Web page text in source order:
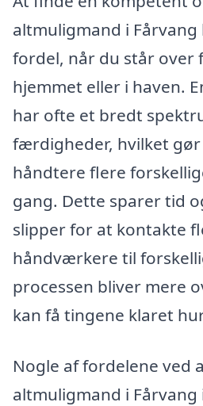
altmuligmand i
fordel, når du står over
hjemmet eller i haven.
har ofte et bredt
færdigheder, hvilket
håndtere flere
gang. Dette sparer tid
slipper for at kontakte
håndværkere til
processen bliver mere
kan få tingene klaret
Nogle af fordelene ved
altmuligmand i